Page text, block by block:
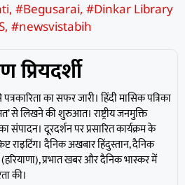
, #Begusarai, #Dinkar Library
, #newsvistabih
प्रियदर्शी
का सफर जारी। हिंदी मासिक पत्रिका
से लिखने की शुरुआत। राष्ट्रीय जनमुक्ति
संपादन। दूरदर्शन पर प्रसारित कार्यक्रम के
राइटिंग। दैनिक अखबार हिंदुस्तान, दैनिक
(हरियाणा), प्रभात खबर और दैनिक भास्कर में
की।